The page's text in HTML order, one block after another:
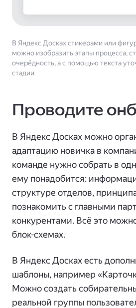
В Яндекс Досках стикерами или
можно изобразить этапы процесса,
очерёдность, а с помощью текста
стадии
Проводите
В Яндекс Досках можно
адаптацию новичка в
команде нужно собрать в
ему понадобится:
структуре отделов,
познакомить с главными
конкурентами. Всё это
блок-схемах.
В Яндекс Досках есть
шаблоны, например
Можно создать
реальной группы